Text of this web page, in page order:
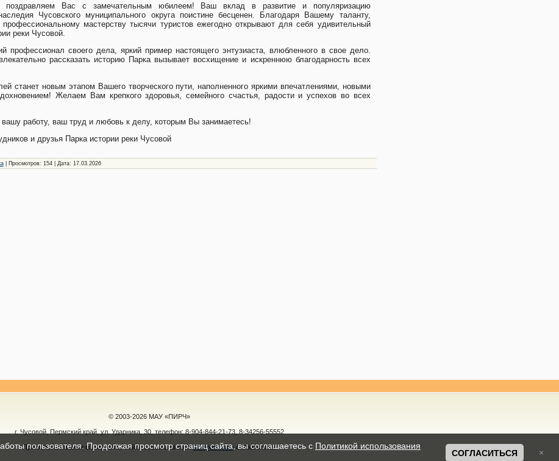
Вас с замечательным юбилеем! Ваш вклад в развитие и популяризацию
Чусовского муниципального округа поистине бесценен. Благодаря Вашему таланту,
профессиональному мастерству тысячи туристов ежегодно открывают для себя удивительный
реки Чусовой.
профессионал своего дела, яркий пример настоящего энтузиаста, влюбленного в свое дело.
рассказать историю Парка вызывает восхищение и искреннюю благодарность всех
станет новым этапом Вашего творческого пути, наполненного яркими впечатлениями, новыми
Желаем Вам крепкого здоровья, семейного счастья, радости и успехов во всех
работу, ваш труд и любовь к делу, которым Вы занимаетесь!
и друзья Парка истории реки Чусовой
| Просмотров: 154 | Дата: 17.03.2026
© 2003-2026 МАУ «ПИРЧ»
г. Чусовой, Пермский край, ул. Ударника, 30, телефон: 8-904-844-21-73, 8-34256-55552
При использовании материалов сайта ссылка на сайтetnopark.comобязательна!
пользователя. Продолжая просмотр страниц сайта, вы соглашаетесь с Политикой использования
СОГЛАСИТЬСЯ